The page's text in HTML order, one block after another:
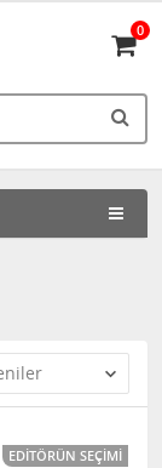
0
EDITÖRÜN SEÇIMI